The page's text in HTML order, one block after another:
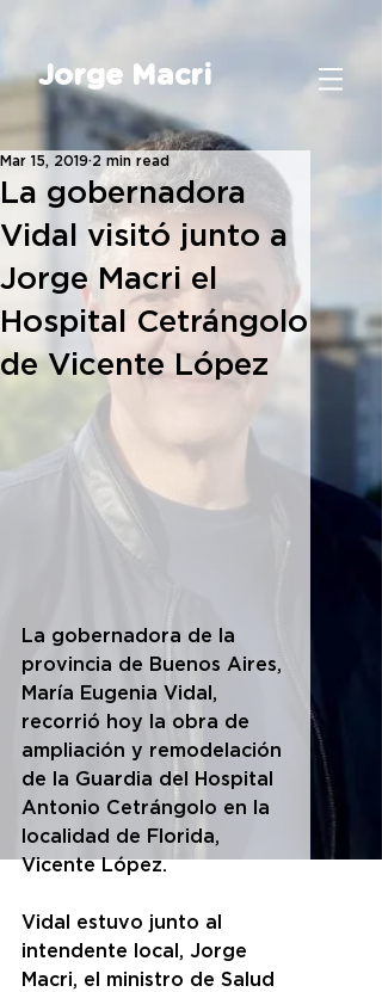
Jorge Macri
La gobernadora
Vidal visitó junto a
Jorge Macri el
Hospital Cetrángolo
de Vicente López
Mar 15, 2019 2 min read
La gobernadora de la
provincia de Buenos Aires,
María Eugenia Vidal,
recorrió hoy la obra de
ampliación y remodelación
de la Guardia del Hospital
Antonio Cetrángolo en la
localidad de Florida,
Vicente López.
Vidal estuvo junto al
intendente local, Jorge
Macri, el ministro de Salud